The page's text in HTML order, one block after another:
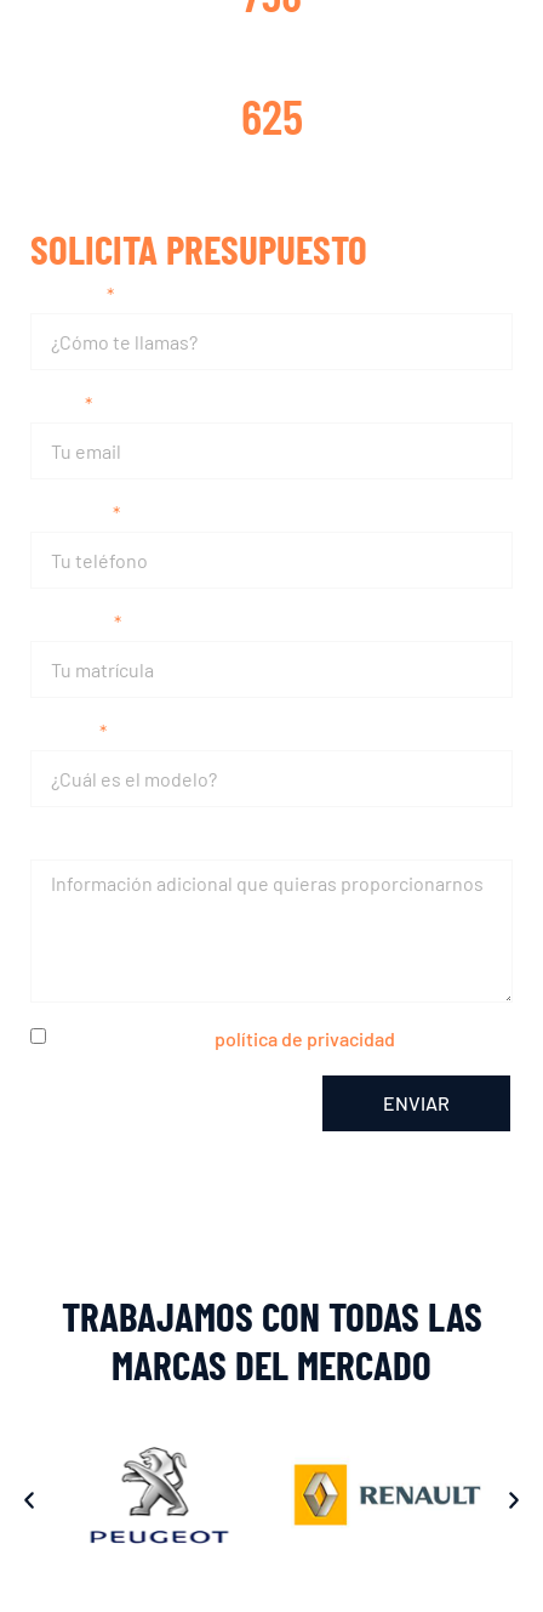
SOLICITA PRESUPUESTO
política de privacidad
ENVIAR
625
TRABAJAMOS CON TODAS LAS
MARCAS DEL MERCADO